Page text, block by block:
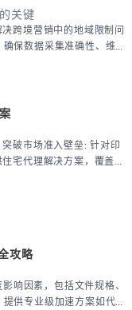
关键
跨境营销中的地域限制问
保数据采集准确性、维护
破市场准入壁垒: 针对印
宅代理解决方案，覆盖主
攻略
响因素，包括文件规格、
供专业级加速方案如代理